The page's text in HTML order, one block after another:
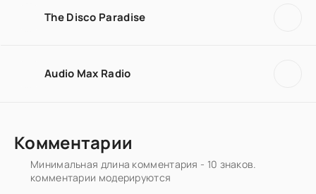
The Disco Paradise
Audio Max Radio
Комментарии
Минимальная длина комментария - 10 знаков.
комментарии модерируются